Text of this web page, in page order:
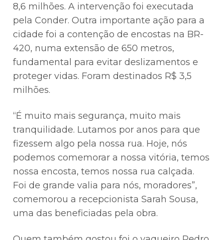
8,6 milhões. A intervenção foi executada
pela Conder. Outra importante ação para a
cidade foi a contenção de encostas na BR-
420, numa extensão de 650 metros,
fundamental para evitar deslizamentos e
proteger vidas. Foram destinados R$ 3,5
milhões.
“É muito mais segurança, muito mais
tranquilidade. Lutamos por anos para que
fizessem algo pela nossa rua. Hoje, nós
podemos comemorar a nossa vitória, temos
nossa encosta, temos nossa rua calçada.
Foi de grande valia para nós, moradores”,
comemorou a recepcionista Sarah Sousa,
uma das beneficiadas pela obra.